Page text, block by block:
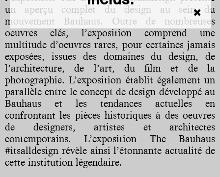
un aperçu complet du design au sein du
mouvement Bauhaus. Outre de nombreuses
oeuvres clés, l’exposition comprend une
multitude d’oeuvres rares, pour certaines jamais
exposées, issues des domaines du design, de
l’architecture, de l’art, du film et de la
photographie. L’exposition établit également un
parallèle entre le concept de design développé au
Bauhaus et les tendances actuelles en
confrontant les pièces historiques à des oeuvres
de designers, artistes et architectes
contemporains. L’exposition The Bauhaus
#itsalldesign révèle ainsi l’étonnante actualité de
cette institution légendaire.